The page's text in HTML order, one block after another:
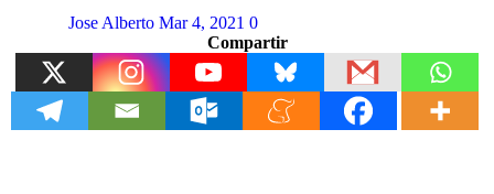
Jose Alberto Mar 4, 2021 0
Compartir